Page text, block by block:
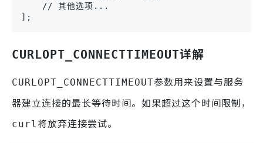
    // 其他选项...
];
CURLOPT_CONNECTTIMEOUT详解
CURLOPT_CONNECTTIMEOUT参数用来设置与服务
器建立连接的最长等待时间。如果超过这个时间限制，
curl 将放弃连接尝试。